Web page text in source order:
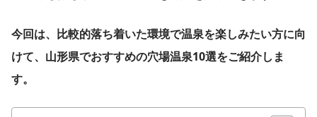
今回は、比較的落ち着いた環境で温泉を楽しみたい方に向
けて、山形県でおすすめの穴場温泉10選をご紹介しま
す。